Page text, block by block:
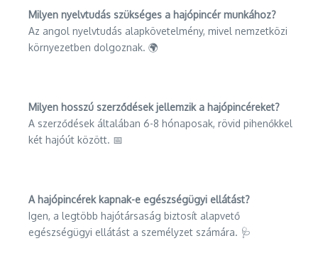
Milyen nyelvtudás szükséges a hajópincér munkához?
Az angol nyelvtudás alapkövetelmény, mivel nemzetközi
környezetben dolgoznak. 🌍
Milyen hosszú szerződések jellemzik a hajópincéreket?
A szerződések általában 6-8 hónaposak, rövid pihenőkkel
két hajóút között. 📅
A hajópincérek kapnak-e egészségügyi ellátást?
Igen, a legtöbb hajótársaság biztosít alapvető
egészségügyi ellátást a személyzet számára. 🩺